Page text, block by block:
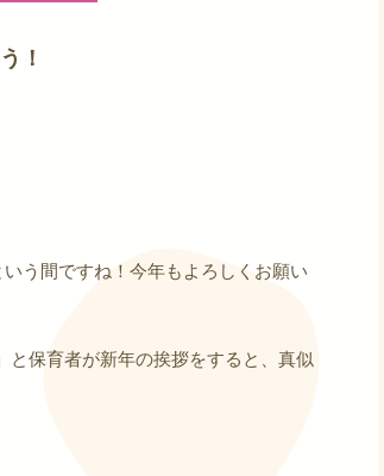
！
う間ですね！今年もよろしくお願い
保育者が新年の挨拶をすると、真似